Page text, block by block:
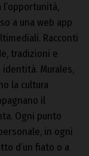
a una web app
Racconti
tradizioni e
Murales,
la cultura
il
Ogni punto
in ogni
d’un fiato o a